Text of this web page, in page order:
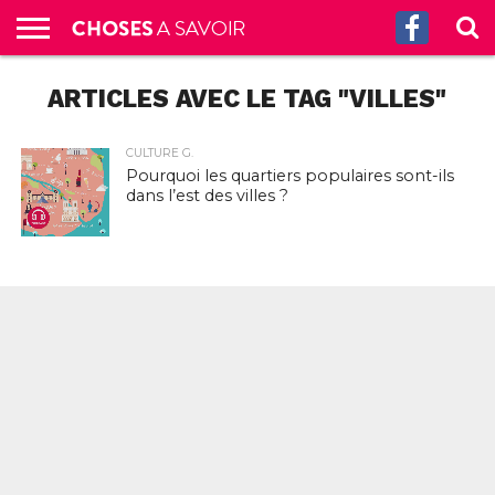
CULTURE
G.
SCIENCES
SANTÉ
HISTOIRE
ÉCONOMIE
INCROYABLE
TECH
AUTRES
S’ABONNER
AUX
CONTACT
A
PROPOS
ARTICLES AVEC LE TAG "VILLES"
CULTURE G.
Pourquoi les quartiers populaires sont-ils
dans l’est des villes ?